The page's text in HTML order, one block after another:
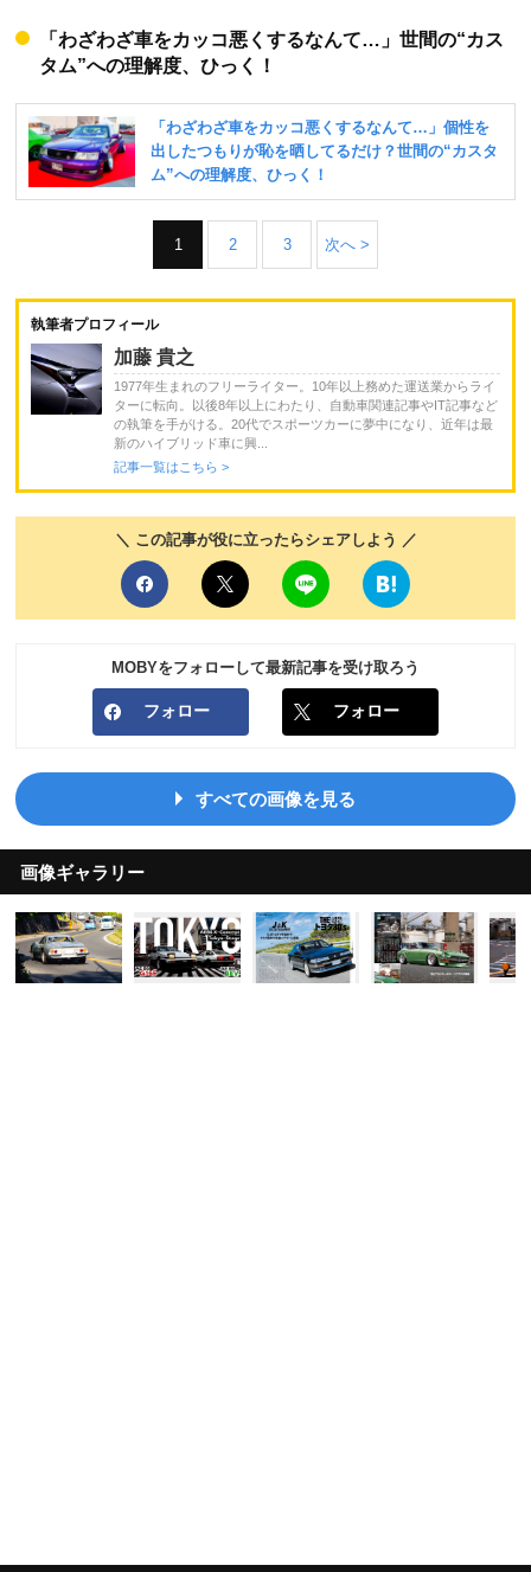
「わざわざ車をカッコ悪くするなんて…」世間の“カス
タム”への理解度、ひっく！
1 2 3 次へ >
執筆者プロフィール
加藤 貴之
1977年生まれのフリーライター。10年以上務めた運送業からライ
ターに転向。以後8年以上にわたり、自動車関連記事やIT記事など
の執筆を手がける。20代でスポーツカーに夢中になり、近年は最
新のハイブリッド車に興...
記事一覧はこちら >
＼ この記事が役に立ったらシェアしよう ／
MOBYをフォローして最新記事を受け取ろう
フォロー フォロー
すべての画像を見る
画像ギャラリー